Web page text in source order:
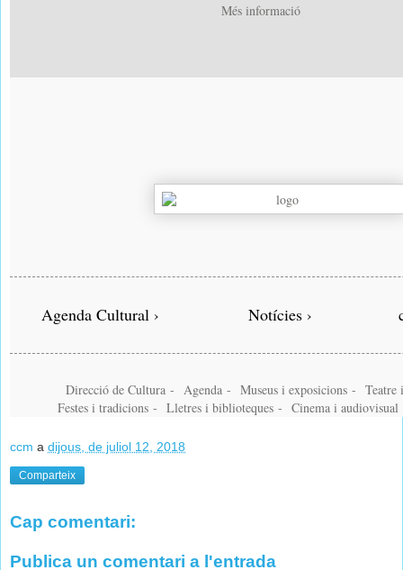
Més informació
Agenda Cultural › Notícies ›
Direcció de Cultura - Agenda - Museus i exposicions - Teatre
Festes i tradicions - Lletres i biblioteques - Cinema i audiovisual
ccm a dijous, de juliol 12, 2018
Comparteix
Cap comentari:
Publica un comentari a l'entrada